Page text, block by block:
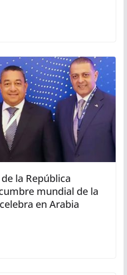
la República
mundial de la
en Arabia